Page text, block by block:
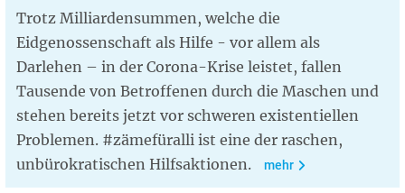
Trotz Milliardensummen, welche die
Eidgenossenschaft als Hilfe - vor allem als
Darlehen – in der Corona-Krise leistet, fallen
Tausende von Betroffenen durch die Maschen und
stehen bereits jetzt vor schweren existentiellen
Problemen. #zämefüralli ist eine der raschen,
unbürokratischen Hilfsaktionen.
mehr